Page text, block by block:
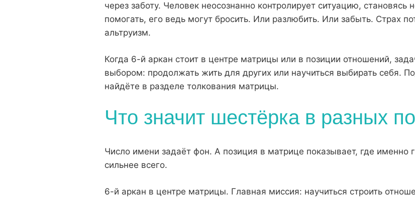
через заботу. Человек неосознанно контролирует ситуацию,
помогать, его ведь могут бросить. Или разлюбить. Или забыть. Страх
альтруизм.
Когда 6-й аркан стоит в центре матрицы или в позиции отношений,
выбором: продолжать жить для других или научиться выбирать себя.
найдёте в разделе толкования матрицы.
Что значит шестёрка в разных
Число имени задаёт фон. А позиция в матрице показывает, где именно
сильнее всего.
6-й аркан в центре матрицы. Главная миссия: научиться строить